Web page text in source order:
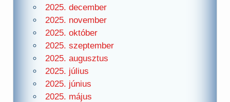
2025. december
2025. november
2025. október
2025. szeptember
2025. augusztus
2025. július
2025. június
2025. május